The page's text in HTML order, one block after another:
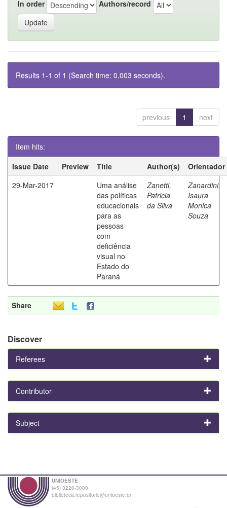
In order Authors/record
Results 1-1 of 1 (Search time: 0.003 seconds).
previous 1 next
Item hits:
Issue Date
Preview Title Author(s)
Orientador
29-Mar-2017
Uma análise
das políticas
educacionais
para as
pessoas
com
deficiência
visual no
Estado do
Paraná
Zanetti,
Patricia
da Silva
Zanardini,
Isaura
Monica
Souza
Share
Discover
Referees
Contributor
Subject
UNIOESTE
(45) 3220-3000
biblioteca.repositorio@unioeste.br